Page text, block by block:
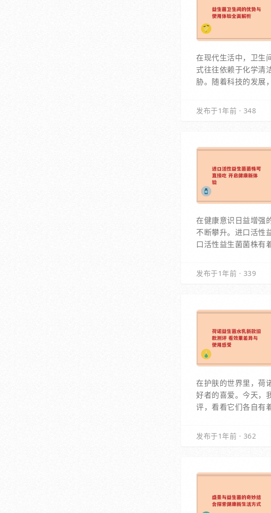
在现代生活中，卫生
式往往依赖于化学清
胁。随着科技的发展
发布于1年前 · 348
在健康意识日益增强
不断攀升。进口活性
口活性益生菌菌株有
发布于1年前 · 339
在护肤的世界里，荷
好者的喜爱。今天，
评，看看它们各自有
发布于1年前 · 362